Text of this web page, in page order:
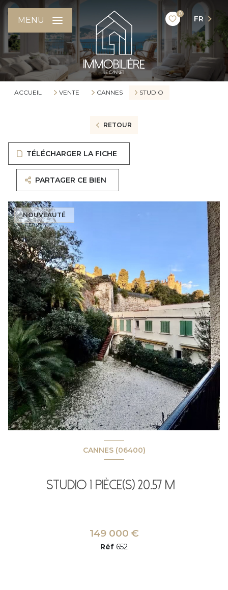
0
FR
MENU
ACCUEIL VENTE CANNES STUDIO
RETOUR
TÉLÉCHARGER LA FICHE
PARTAGER CE BIEN
NOUVEAUTÉ
CANNES (06400)
Studio 1 pièce(s) 20.57 m²
149 000 €
Réf 652